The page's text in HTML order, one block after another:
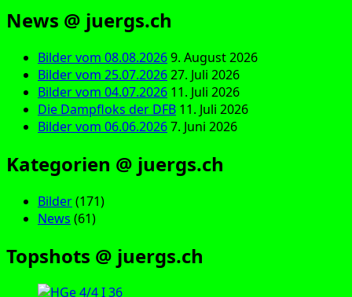
News @ juergs.ch
Bilder vom 08.08.20269. August 2026
Bilder vom 25.07.202627. Juli 2026
Bilder vom 04.07.2026 11. Juli 2026
Die Dampfloks der DFB 11. Juli 2026
Bilder vom 06.06.20267. Juni 2026
Kategorien @ juergs.ch
Bilder(171)
News (61)
Topshots @ juergs.ch